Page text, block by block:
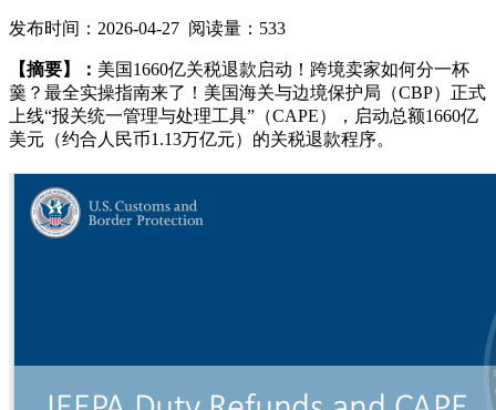
发布时间：2026-04-27 阅读量：533
【摘要】： 美国1660亿关税退款启动！跨境卖家如何分一杯
羹？最全实操指南来了！美国海关与边境保护局（CBP）正式
上线“报关统一管理与处理工具”（CAPE），启动总额1660亿
美元（约合人民币1.13万亿元）的关税退款程序。